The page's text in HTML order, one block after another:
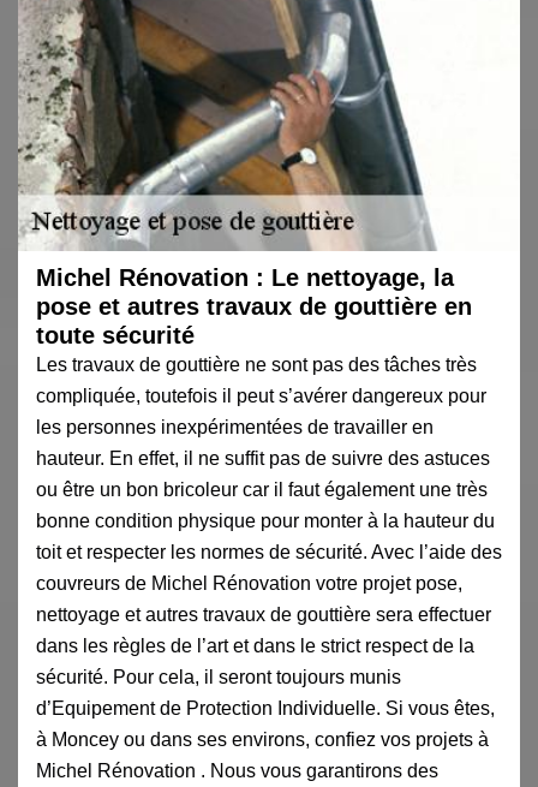
Michel Rénovation : Le nettoyage, la
pose et autres travaux de gouttière en
toute sécurité
Les travaux de gouttière ne sont pas des tâches très
compliquée, toutefois il peut s’avérer dangereux pour
les personnes inexpérimentées de travailler en
hauteur. En effet, il ne suffit pas de suivre des astuces
ou être un bon bricoleur car il faut également une très
bonne condition physique pour monter à la hauteur du
toit et respecter les normes de sécurité. Avec l’aide des
couvreurs de Michel Rénovation votre projet pose,
nettoyage et autres travaux de gouttière sera effectuer
dans les règles de l’art et dans le strict respect de la
sécurité. Pour cela, il seront toujours munis
d’Equipement de Protection Individuelle. Si vous êtes,
à Moncey ou dans ses environs, confiez vos projets à
Michel Rénovation . Nous vous garantirons des